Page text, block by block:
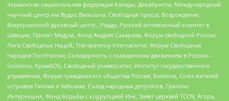
Украинская национальная федерация Канады, Декабристы, Международный
научный центр им Вудро Вильсона, Свободная пресса, Возрождение,
Всеукраинский духовный центр , Риддл, Русский антивоенный комитет в
Швеции, Проект Медуза, Фонд Андрея Сахарова, Форум свободной России,
Лига Свободных Наций, Transparеncy International, Форум Свободных
Народов ПостРоссии, Солидарность с гражданским движением в России –
Solidarus, КрымSOS, Свободный университет, Институт государственного
управления, Форум гражданского общества Россия, Беллона, Союз жителей
островов Тисима и Хабомаи, Съезд народных депутатов, Гринпис
Интернешнл, Фонд борьбы с коррупцией Инк, Завет церквей TCCN, Агора,